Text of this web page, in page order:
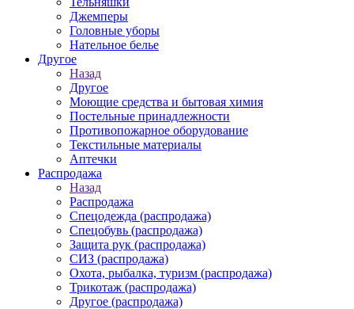
Джемперы
Головные уборы
Нательное белье
Другое
Назад
Другое
Моющие средства и бытовая химия
Постельные принадлежности
Противопожарное оборудование
Текстильные материалы
Аптечки
Распродажа
Назад
Распродажа
Спецодежда (распродажа)
Спецобувь (распродажа)
Защита рук (распродажа)
СИЗ (распродажа)
Охота, рыбалка, туризм (распродажа)
Трикотаж (распродажа)
Другое (распродажа)